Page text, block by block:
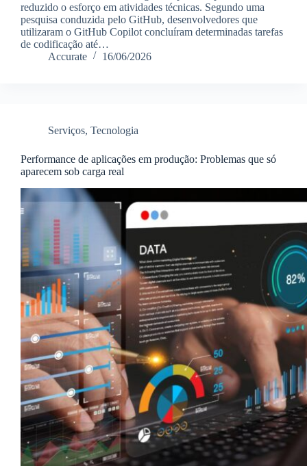
reduzido o esforço em atividades técnicas. Segundo uma
pesquisa conduzida pelo GitHub, desenvolvedores que
utilizaram o GitHub Copilot concluíram determinadas tarefas
de codificação até…
Accurate
16/06/2026
Serviços, Tecnologia
Performance de aplicações em produção: Problemas que só
aparecem sob carga real